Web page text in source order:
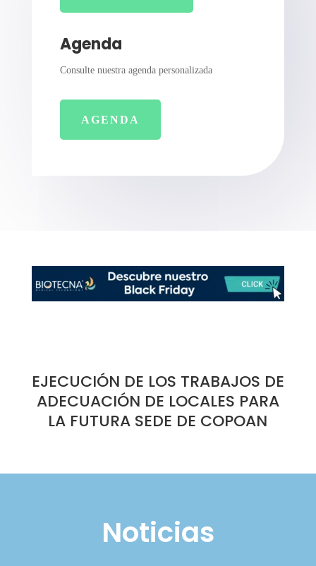
Agenda
Consulte nuestra agenda personalizada
AGENDA
EJECUCIÓN DE LOS TRABAJOS DE
ADECUACIÓN DE LOCALES PARA
LA FUTURA SEDE DE COPOAN
Noticias